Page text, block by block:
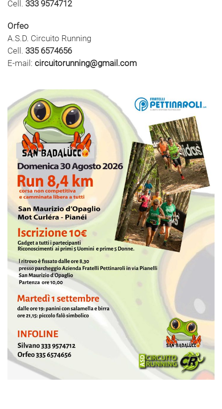
Cell. 333 9574712
Orfeo
A.S.D. Circuito Running
Cell. 335 6574656
E-mail: circuitorunning@gmail.com